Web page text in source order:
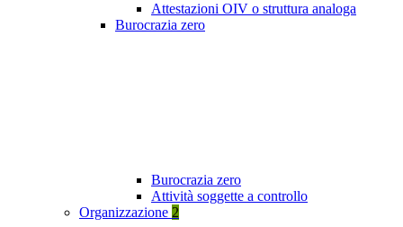
Attestazioni OIV o struttura analoga
Burocrazia zero
Burocrazia zero
Attività soggette a controllo
Organizzazione 2